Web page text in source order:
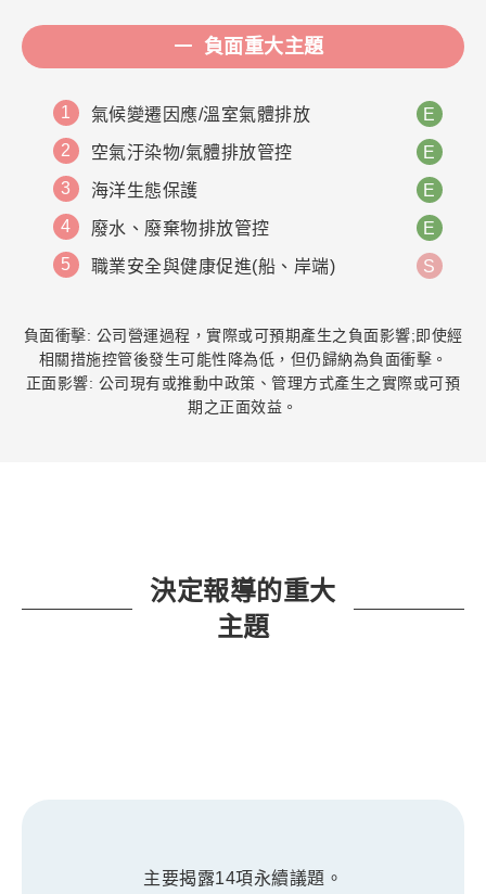
負面重大主題
1 氣候變遷因應/溫室氣體排放
E
2
空氣汙染物/氣體排放管控
E
3
海洋生態保護
E
4
廢水、廢棄物排放管控
E
5
職業安全與健康促進(船、岸端) S
負面衝擊: 公司營運過程，實際或可預期產生之負面影響;即使經
相關措施控管後發生可能性降為低，但仍歸納為負面衝擊。
正面影響: 公司現有或推動中政策、管理方式產生之實際或可預
期之正面效益。
決定報導的重大
主題
主要揭露14項永續議題。